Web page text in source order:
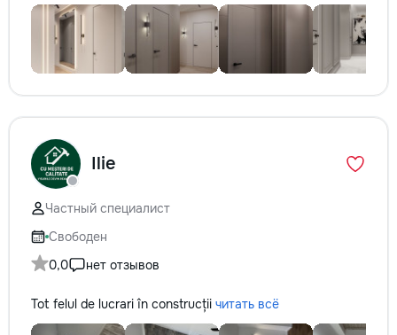
Ilie
Частный специалист
Свободен
0,0
нет отзывов
Tot felul de lucrari în construcții читать всё